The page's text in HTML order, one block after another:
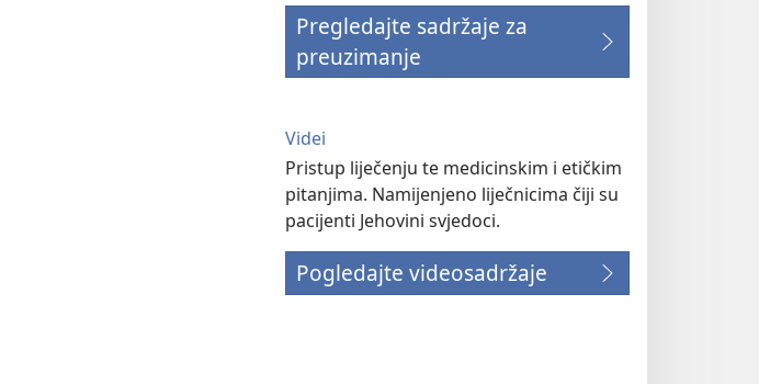
Pregledajte sadržaje za
preuzimanje
Videi
Pristup liječenju te medicinskim i etičkim
pitanjima. Namijenjeno liječnicima čiji su
pacijenti Jehovini svjedoci.
Pogledajte videosadržaje